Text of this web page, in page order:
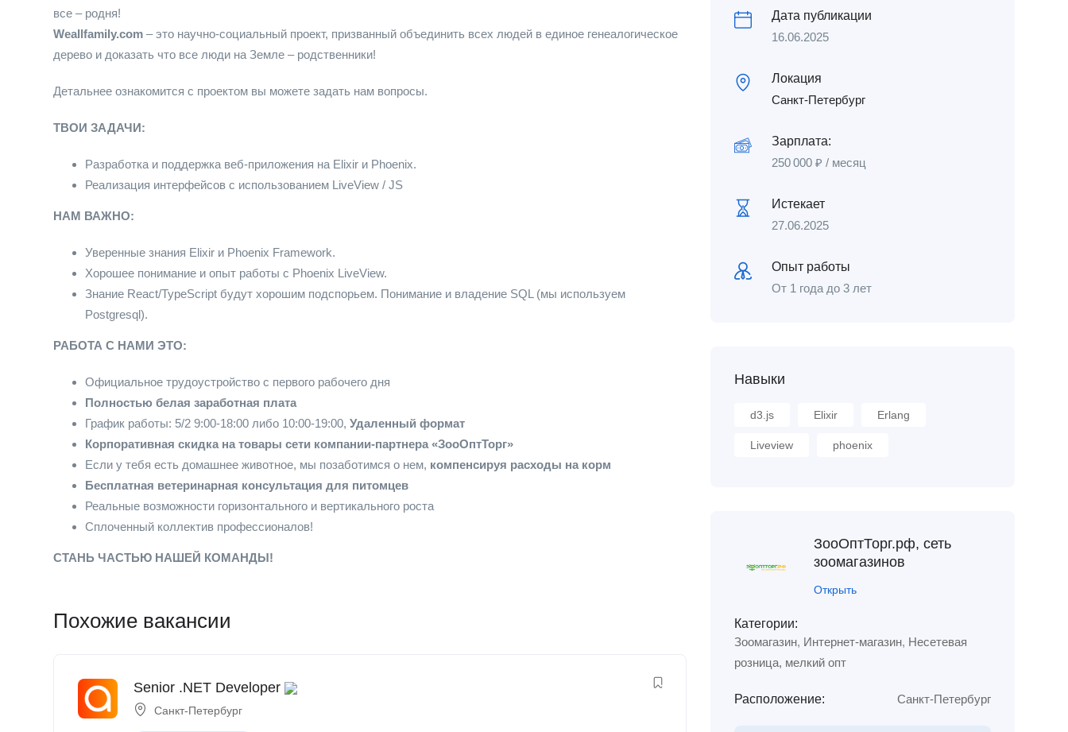
все – родня!
Weallfamily.com – это научно-социальный проект, призванный объединить всех людей в единое генеалогическое
дерево и доказать что все люди на Земле – родственники!
Детальнее ознакомится с проектом вы можете задать нам вопросы.
ТВОИ ЗАДАЧИ:
Разработка и поддержка веб-приложения на Elixir и Phoenix.
Реализация интерфейсов с использованием LiveView / JS
НАМ ВАЖНО:
Уверенные знания Elixir и Phoenix Framework.
Хорошее понимание и опыт работы с Phoenix LiveView.
Знание React/TypeScript будут хорошим подспорьем. Понимание и владение SQL (мы используем
Postgresql).
РАБОТА С НАМИ ЭТО:
Официальное трудоустройство с первого рабочего дня
Полностью белая заработная плата
График работы: 5/2 9:00-18:00 либо 10:00-19:00, Удаленный формат
Корпоративная скидка на товары сети компании-партнера «ЗооОптТорг»
Если у тебя есть домашнее животное, мы позаботимся о нем, компенсируя расходы на корм
Бесплатная ветеринарная консультация для питомцев
Реальные возможности горизонтального и вертикального роста
Сплоченный коллектив профессионалов!
СТАНЬ ЧАСТЬЮ НАШЕЙ КОМАНДЫ!
Похожие вакансии
Senior .NET Developer
Санкт-Петербург
Дата публикации
16.06.2025
Локация
Санкт-Петербург
Зарплата:
250 000 ₽ / месяц
Истекает
27.06.2025
Опыт работы
От 1 года до 3 лет
Навыки
d3.js Elixir Erlang
Liveview phoenix
ЗооОптТорг.рф, сеть
зоомагазинов
Открыть
Категории:
Зоомагазин, Интернет-магазин, Несетевая
розница, мелкий опт
Расположение: Санкт-Петербург